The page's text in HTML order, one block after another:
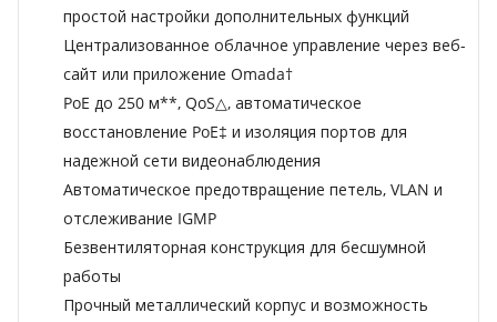
простой настройки дополнительных функций
Централизованное облачное управление через веб-
сайт или приложение Omada†
PoE до 250 м**, QoS△, автоматическое
восстановление PoE‡ и изоляция портов для
надежной сети видеонаблюдения
Автоматическое предотвращение петель, VLAN и
отслеживание IGMP
Безвентиляторная конструкция для бесшумной
работы
Прочный металлический корпус и возможность